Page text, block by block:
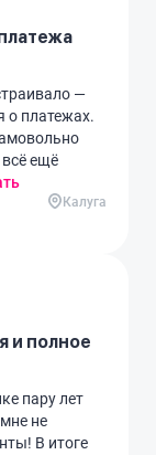
—
о платежах.
ещё
Калуга
и полное
пару лет
не
В итоге